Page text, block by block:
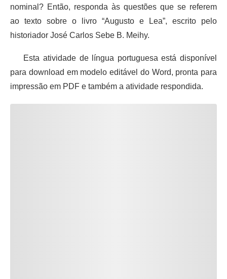
nominal? Então, responda às questões que se referem
ao texto sobre o livro “Augusto e Lea”, escrito pelo
historiador José Carlos Sebe B. Meihy.
Esta atividade de língua portuguesa está disponível
para download em modelo editável do Word, pronta para
impressão em PDF e também a atividade respondida.